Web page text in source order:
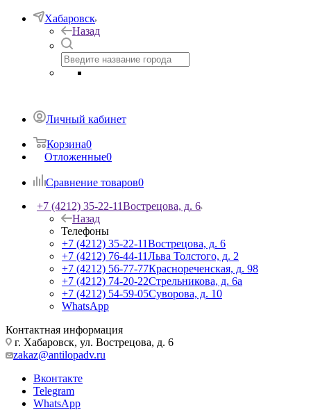
Хабаровск
Назад
Личный кабинет
Корзина0
Отложенные0
Сравнение товаров0
+7 (4212) 35-22-11Вострецова, д. 6
Назад
Телефоны
+7 (4212) 35-22-11Вострецова, д. 6
+7 (4212) 76-44-11Льва Толстого, д. 2
+7 (4212) 56-77-77Краснореченская, д. 98
+7 (4212) 74-20-22Стрельникова, д. 6а
+7 (4212) 54-59-05Суворова, д. 10
WhatsApp
Контактная информация
г. Хабаровск, ул. Вострецова, д. 6
zakaz@antilopadv.ru
Вконтакте
Telegram
WhatsApp